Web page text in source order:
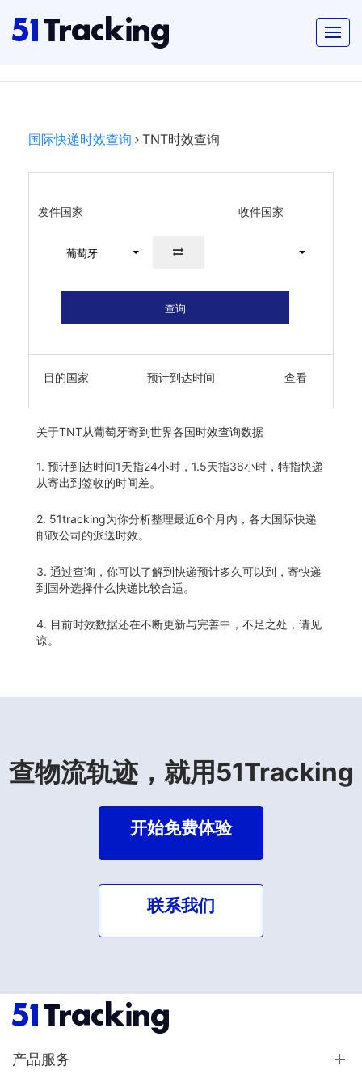
国际快递时效查询 TNT时效查询
发件国家 收件国家
葡萄牙
查询
目的国家 预计到达时间 查看
关于TNT从葡萄牙寄到世界各国时效查询数据
1. 预计到达时间1天指24小时，1.5天指36小时，特指快递
从寄出到签收的时间差。
2. 51tracking为你分析整理最近6个月内，各大国际快递
邮政公司的派送时效。
3. 通过查询，你可以了解到快递预计多久可以到，寄快递
到国外选择什么快递比较合适。
4. 目前时效数据还在不断更新与完善中，不足之处，请见
谅。
查物流轨迹，就用51Tracking
开始免费体验
联系我们
产品服务